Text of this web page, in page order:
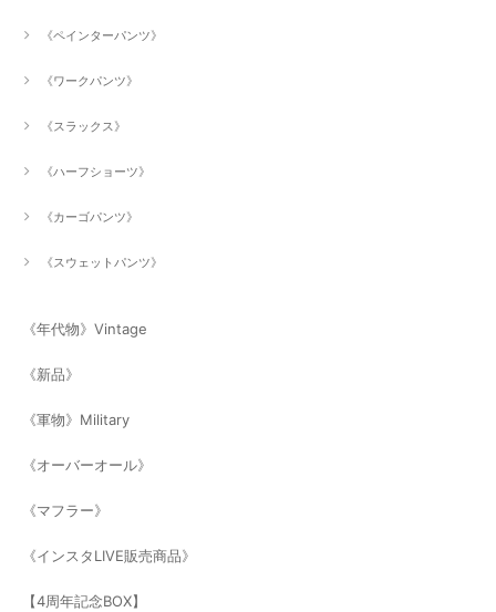
《ペインターパンツ》
《ワークパンツ》
《スラックス》
《ハーフショーツ》
《カーゴパンツ》
《スウェットパンツ》
《年代物》Vintage
《新品》
《軍物》Military
《オーバーオール》
《マフラー》
《インスタLIVE販売商品》
【4周年記念BOX】